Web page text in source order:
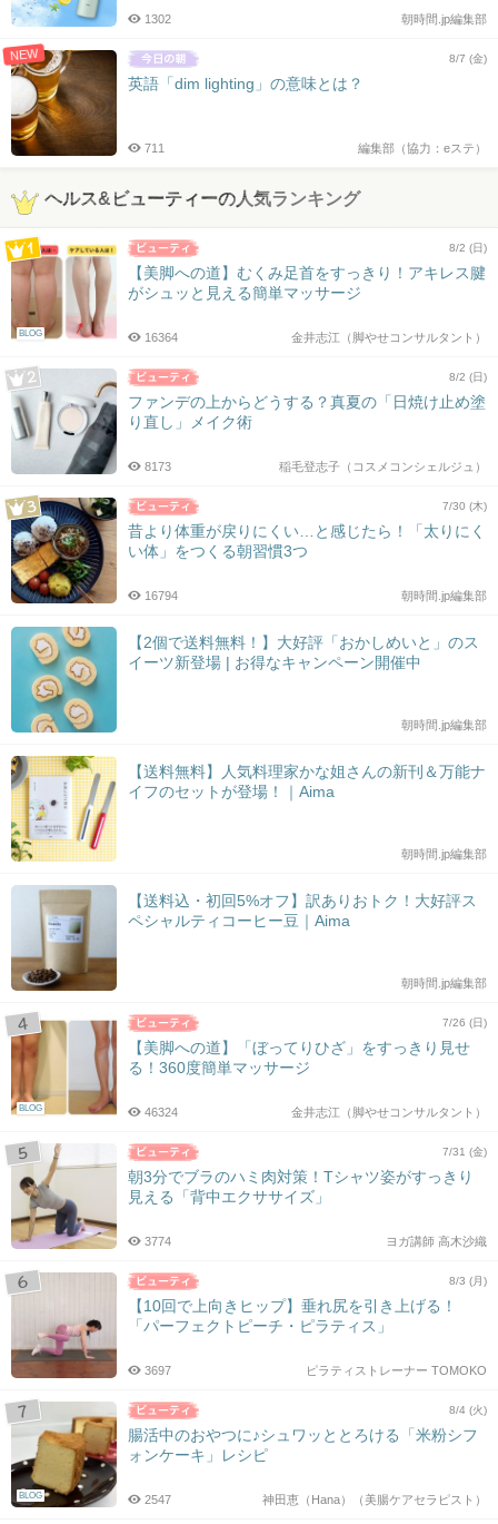
朝時間.jp編集部
1302
NEW 8/7 (金)
英語「dim lighting」の意味とは？
編集部（協力：eステ）
711
ヘルス&ビューティーの人気ランキング
BLOG
8/2 (日)
【美脚への道】むくみ足首をすっきり！アキレス腱
がシュッと見える簡単マッサージ
金井志江（脚やせコンサルタント）
16364
8/2 (日)
ファンデの上からどうする？真夏の「日焼け止め塗
り直し」メイク術
稲毛登志子（コスメコンシェルジュ）
8173
7/30 (木)
昔より体重が戻りにくい…と感じたら！「太りにく
い体」をつくる朝習慣3つ
朝時間.jp編集部
16794
【2個で送料無料！】大好評「おかしめいと」のス
イーツ新登場 | お得なキャンペーン開催中
朝時間.jp編集部
【送料無料】人気料理家かな姐さんの新刊＆万能ナ
イフのセットが登場！｜Aima
朝時間.jp編集部
【送料込・初回5%オフ】訳ありおトク！大好評ス
ペシャルティコーヒー豆｜Aima
朝時間.jp編集部
BLOG
7/26 (日)
【美脚への道】「ぼってりひざ」をすっきり見せ
る！360度簡単マッサージ
金井志江（脚やせコンサルタント）
46324
7/31 (金)
朝3分でブラのハミ肉対策！Tシャツ姿がすっきり
見える「背中エクササイズ」
ヨガ講師 高木沙織
3774
8/3 (月)
【10回で上向きヒップ】垂れ尻を引き上げる！
「パーフェクトピーチ・ピラティス」
ピラティストレーナー TOMOKO
3697
BLOG
8/4 (火)
腸活中のおやつに♪シュワッととろける「米粉シフ
ォンケーキ」レシピ
神田恵（Hana）（美腸ケアセラピスト）
2547